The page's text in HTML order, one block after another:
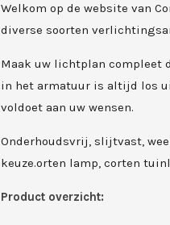
Welkom op de website van
diverse soorten
Maak uw lichtplan compleet
in het armatuur is altijd los
voldoet aan uw wensen.
Onderhoudsvrij, slijtvast,
keuze.orten lamp, corten
Product overzicht: